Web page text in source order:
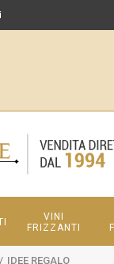
VINI
FRIZZANTI
/ IDEE REGALO